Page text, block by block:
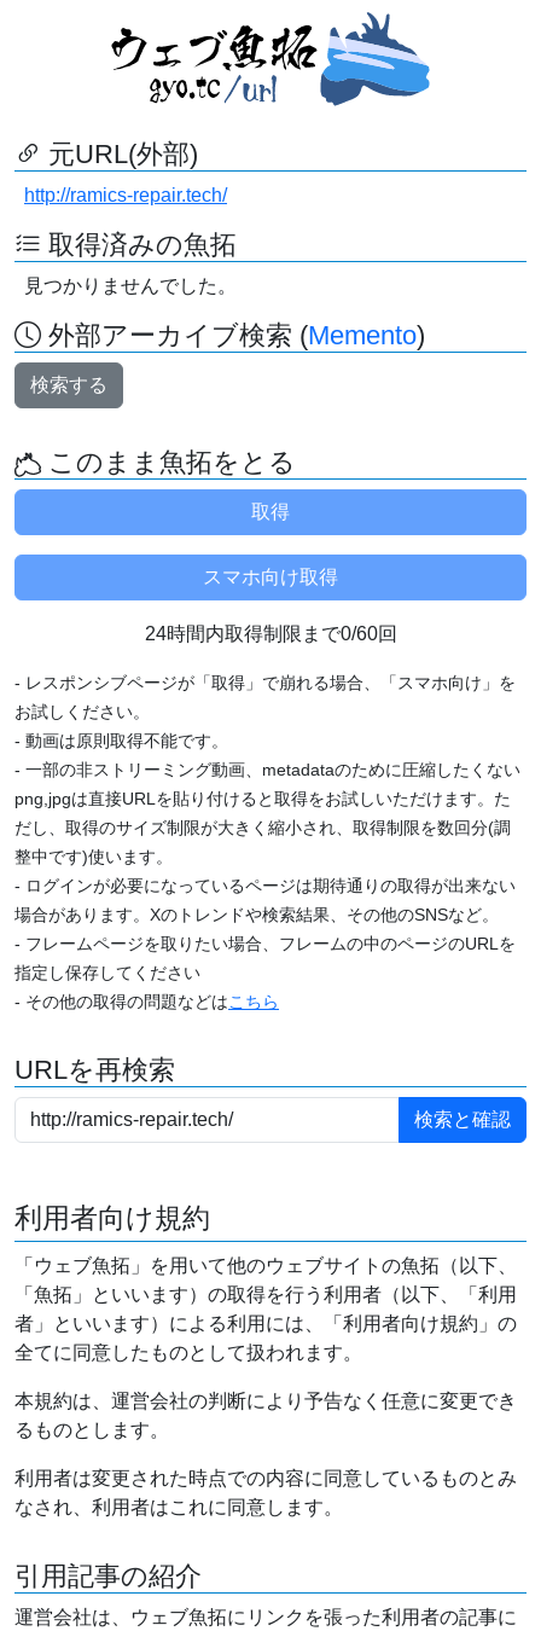
元URL(外部)
http://ramics-repair.tech/
取得済みの魚拓
見つかりませんでした。
外部アーカイブ検索 (Memento)
検索する
このまま魚拓をとる
24時間内取得制限まで0/60回
- レスポンシブページが「取得」で崩れる場合、「スマホ向け」を
お試しください。
- 動画は原則取得不能です。
- 一部の非ストリーミング動画、metadataのために圧縮したくない
png,jpgは直接URLを貼り付けると取得をお試しいただけます。た
だし、取得のサイズ制限が大きく縮小され、取得制限を数回分(調
整中です)使います。
- ログインが必要になっているページは期待通りの取得が出来ない
場合があります。Xのトレンドや検索結果、その他のSNSなど。
- フレームページを取りたい場合、フレームの中のページのURLを
指定し保存してください
- その他の取得の問題などはこちら
URLを再検索
利用者向け規約
「ウェブ魚拓」を用いて他のウェブサイトの魚拓（以下、
「魚拓」といいます）の取得を行う利用者（以下、「利用
者」といいます）による利用には、「利用者向け規約」の
全てに同意したものとして扱われます。
本規約は、運営会社の判断により予告なく任意に変更でき
るものとします。
利用者は変更された時点での内容に同意しているものとみ
なされ、利用者はこれに同意します。
引用記事の紹介
運営会社は、ウェブ魚拓にリンクを張った利用者の記事に